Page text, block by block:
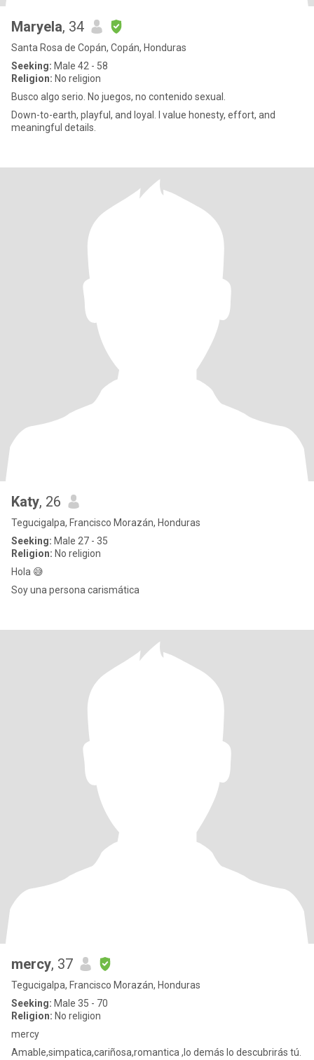
Maryela, 34
Santa Rosa de Copán, Copán, Honduras
Seeking: Male 42 - 58
Religion: No religion
Busco algo serio. No juegos, no contenido sexual.
Down-to-earth, playful, and loyal. I value honesty, effort, and
meaningful details.
Katy, 26
Tegucigalpa, Francisco Morazán, Honduras
Seeking: Male 27 - 35
Religion: No religion
Hola 😅
Soy una persona carismática
mercy, 37
Tegucigalpa, Francisco Morazán, Honduras
Seeking: Male 35 - 70
Religion: No religion
mercy
Amable,simpatica,cariñosa,romantica ,lo demás lo descubrirás tú.